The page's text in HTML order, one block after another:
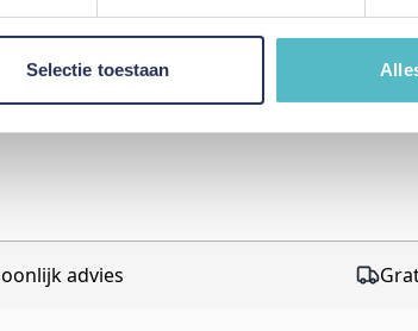
Selectie toestaan
advies